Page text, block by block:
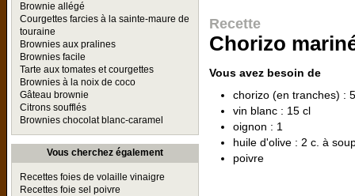
Brownie allégé
Courgettes farcies à la sainte-maure de
touraine
Brownies aux pralines
Brownies facile
Tarte aux tomates et courgettes
Brownies à la noix de coco
Gâteau brownie
Citrons soufflés
Brownies chocolat blanc-caramel
Vous cherchez également
Recettes foies de volaille vinaigre
Recettes foie sel poivre
Recette
Chorizo
Vous avez besoin de
chorizo (en tranches) :
vin blanc : 15 cl
oignon : 1
huile d'olive : 2 c. à
poivre